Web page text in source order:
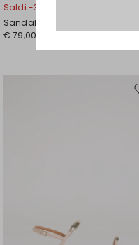
Saldi -30%
Sandali con borchie
€ 79,00